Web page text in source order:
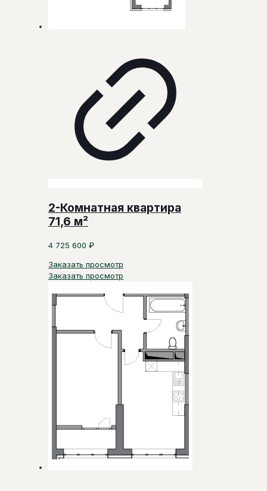
2-Комнатная квартира
71,6 м²
4 725 600 ₽
Заказать просмотр
Заказать просмотр